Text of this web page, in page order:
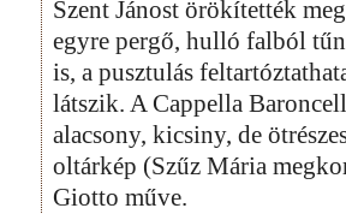
Szent Jánost örökítették
egyre pergő, hulló falból
is, a pusztulás
látszik. A Cappella
alacsony, kicsiny, de
oltárkép (Szűz Mária
Giotto műve.